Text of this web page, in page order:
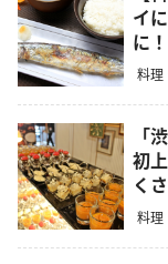
イ
に！
料理
「
初
く
料理